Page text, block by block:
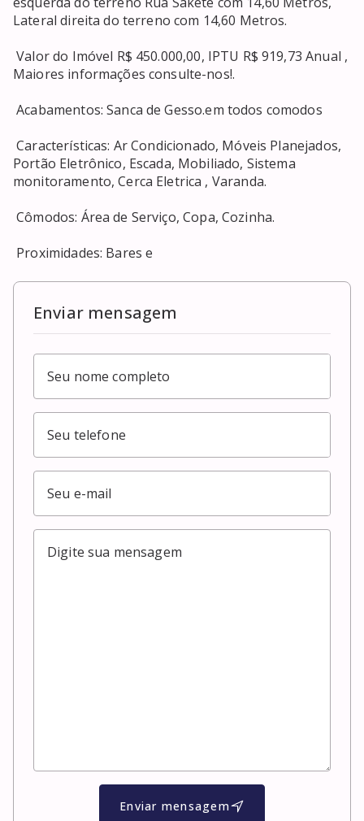
Lateral direita do terreno com 14,60 Metros.
Valor do Imóvel R$ 450.000,00, IPTU R$ 919,73 Anual ,
Maiores informações consulte-nos!.
Acabamentos: Sanca de Gesso.em todos comodos
Características: Ar Condicionado, Móveis Planejados,
Portão Eletrônico, Escada, Mobiliado, Sistema
monitoramento, Cerca Eletrica , Varanda.
Cômodos: Área de Serviço, Copa, Cozinha.
Proximidades: Bares e
Enviar mensagem
Enviar mensagem